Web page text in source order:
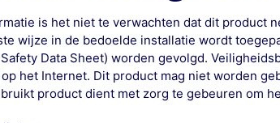
is het niet te verwachten dat dit product
wijze in de bedoelde installatie wordt
Data Sheet) worden gevolgd.
het Internet. Dit product mag niet worden
product dient met zorg te gebeuren om